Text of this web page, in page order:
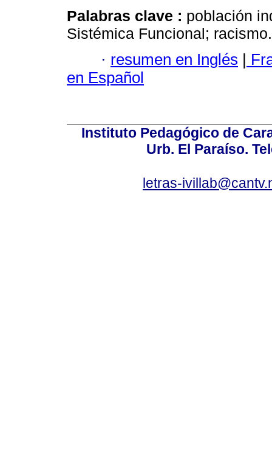
Palabras clave : población
Sistémica Funcional; racismo.
· resumen en Inglés |
en Español
Instituto Pedagógico de
Urb. El Paraíso.
letras-